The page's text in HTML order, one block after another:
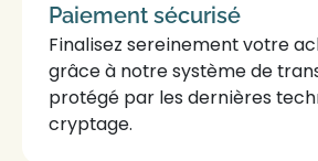
Paiement sécurisé
Finalisez sereinement votre
grâce à notre système de
protégé par les dernières
cryptage.